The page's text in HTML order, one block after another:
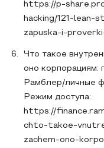
https://p-
hacking/121-
zapuska-i-
Что такое
оно корпорациям:
Рамблер/личные
Режим доступа:
https://
chto-takoe-
zachem-ono-